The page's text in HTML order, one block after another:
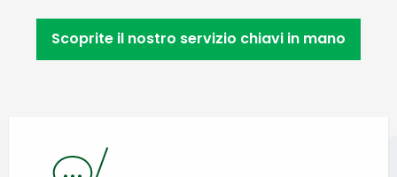
Scoprite il nostro servizio chiavi in mano